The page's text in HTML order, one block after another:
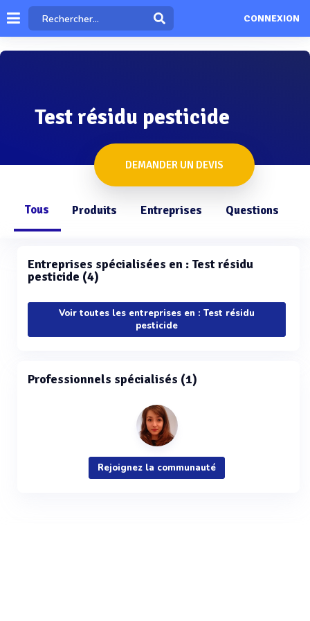
CONNEXION
Test résidu pesticide
DEMANDER UN DEVIS
Tous Produits Entreprises Questions
Entreprises spécialisées en : Test résidu
pesticide (4)
Voir toutes les entreprises en : Test résidu
pesticide
Professionnels spécialisés (1)
Rejoignez la communauté